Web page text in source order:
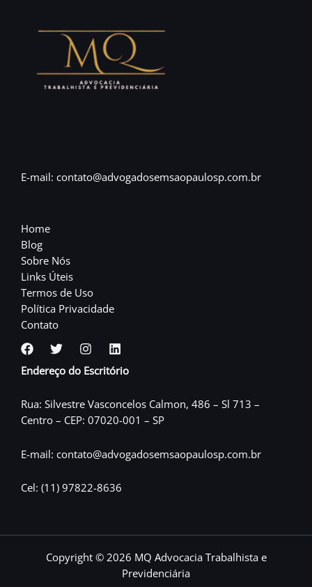
E-mail: contato@advogadosemsaopaulosp.com.br
Home
Blog
Sobre Nós
Links Úteis
Termos de Uso
Política Privacidade
Contato
Endereço do Escritório
Rua: Silvestre Vasconcelos Calmon, 486 – Sl 713 –
Centro – CEP: 07020-001 – SP
E-mail: contato@advogadosemsaopaulosp.com.br
Cel: (11) 97822-8636
Copyright © 2026 MQ Advocacia Trabalhista e
Previdenciária